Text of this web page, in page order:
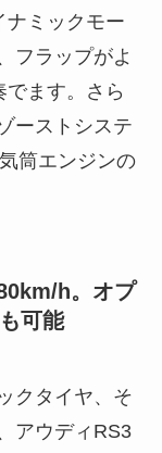
ナミックモー
フラップがよ
でます。さら
ーストシステ
筒エンジンの
h。オプ
可能
クタイヤ、そ
アウディRS3